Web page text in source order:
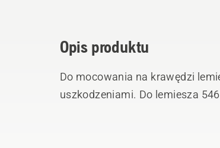
Opis produktu
Do mocowania na krawędzi